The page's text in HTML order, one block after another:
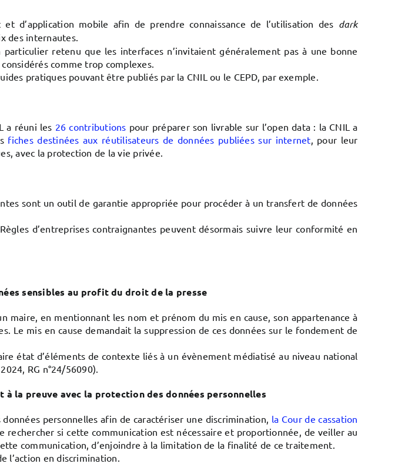
d’application mobile afin de prendre connaissance de l’utilisation des dark
des internautes.
retenu que les interfaces n’invitaient généralement pas à une bonne
comme trop complexes.
pratiques pouvant être publiés par la CNIL ou le CEPD, par exemple.
a réuni les 26 contributions pour préparer son livrable sur l’open data : la CNIL a
fiches destinées aux réutilisateurs de données publiées sur internet, pour leur
avec la protection de la vie privée.
sont un outil de garantie appropriée pour procéder à un transfert de données
d’entreprises contraignantes peuvent désormais suivre leur conformité en
sensibles au profit du droit de la presse
maire, en mentionnant les nom et prénom du mis en cause, son appartenance à
Le mis en cause demandait la suppression de ces données sur le fondement de
état d’éléments de contexte liés à un évènement médiatisé au niveau national
RG n°24/56090).
à la preuve avec la protection des données personnelles
personnelles afin de caractériser une discrimination, la Cour de cassation
rechercher si cette communication est nécessaire et proportionnée, de veiller au
communication, d’enjoindre à la limitation de la finalité de ce traitement.
l’action en discrimination.